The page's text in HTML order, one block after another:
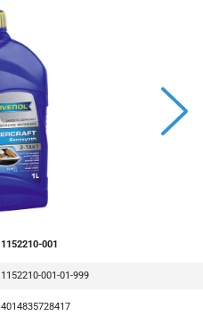
1152210-001
1152210-001-01-999
4014835728417